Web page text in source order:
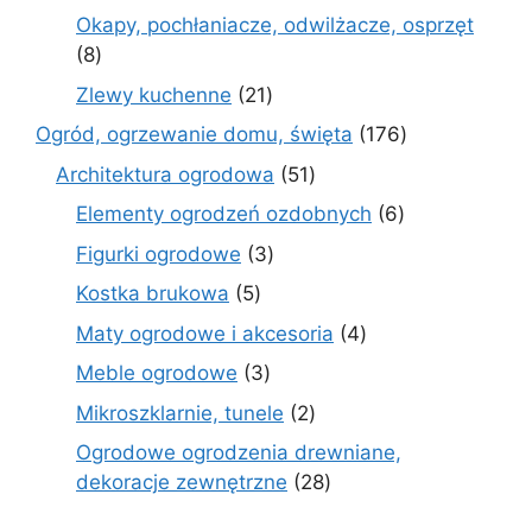
produktów
Okapy, pochłaniacze, odwilżacze, osprzęt
88
produktów
Zlewy kuchenne 2121
produktów
Ogród, ogrzewanie domu, święta 176176
Architektura ogrodowa 5151
produktów
Elementy ogrodzeń ozdobnych 66
Figurki ogrodowe 33
Kostka brukowa 55
produktów
Maty ogrodowe i akcesoria 44
Meble ogrodowe 33
produkty
Mikroszklarnie, tunele 22
produkty
Ogrodowe ogrodzenia drewniane,
dekoracje zewnętrzne
2828